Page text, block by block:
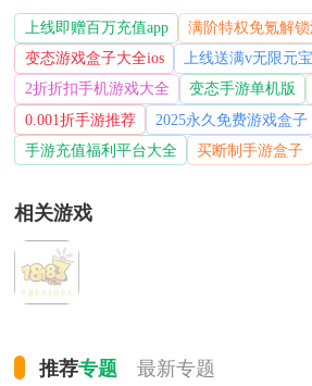
上线即赠百万充值app
满阶特权免氪解锁
变态游戏盒子大全ios
上线送满v无限元
2折折扣手机游戏大全
变态手游单机版
0.001折手游推荐
2025永久免费游戏盒子
手游充值福利平台大全
买断制手游盒子
相关游戏
推荐专题 最新专题